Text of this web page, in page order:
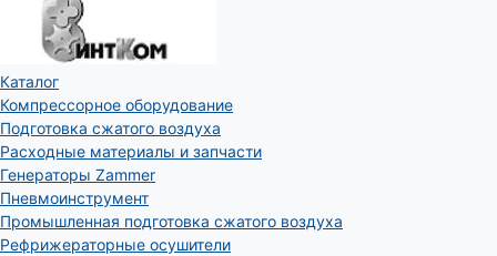
Каталог
Компрессорное оборудование
Подготовка сжатого воздуха
Расходные материалы и запчасти
Генераторы Zammer
Пневмоинструмент
Промышленная подготовка сжатого воздуха
Рефрижераторные осушители